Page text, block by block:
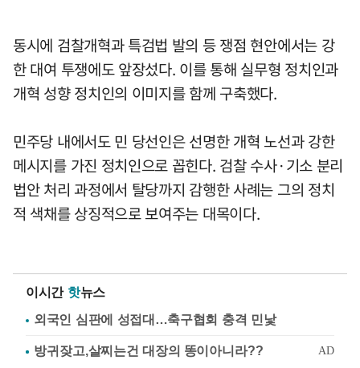
동시에 검찰개혁과 특검법 발의 등 쟁점 현안에서는 강
한 대여 투쟁에도 앞장섰다. 이를 통해 실무형 정치인과
개혁 성향 정치인의 이미지를 함께 구축했다.
민주당 내에서도 민 당선인은 선명한 개혁 노선과 강한
메시지를 가진 정치인으로 꼽힌다. 검찰 수사·기소 분리
법안 처리 과정에서 탈당까지 감행한 사례는 그의 정치
적 색채를 상징적으로 보여주는 대목이다.
이시간 핫뉴스
외국인 심판에 성접대…축구협회 충격 민낯